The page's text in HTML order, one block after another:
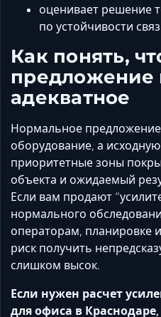
оценивает решение
по устойчивости
Как понять,
предложение
адекватное
Нормальное
оборудование, а
приоритетные зоны
объекта и ожидаемый
Если вам продают
нормального
операторам, планировке
риск получить
слишком высок.
Если нужен расчет
для офиса в Краснодаре,